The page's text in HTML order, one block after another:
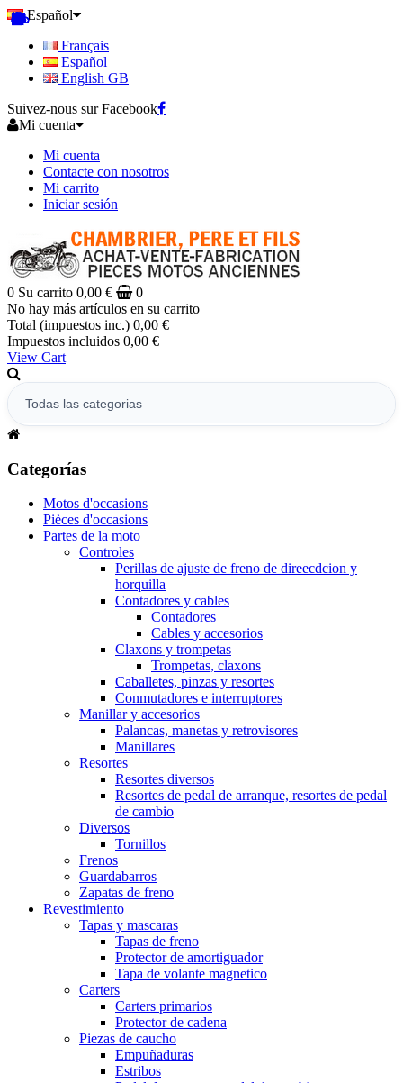
Español
Français
Español
English GB
Suivez-nous sur Facebook
Mi cuenta
Mi cuenta
Contacte con nosotros
Mi carrito
Iniciar sesión
0 Su carrito 0,00 €
0
No hay más artículos en su carrito
Total (impuestos inc.) 0,00 €
Impuestos incluidos 0,00 €
View Cart
Categorías
Motos d'occasions
Pièces d'occasions
Partes de la moto
Controles
Perillas de ajuste de freno de direecdcion y
horquilla
Contadores y cables
Contadores
Cables y accesorios
Claxons y trompetas
Trompetas, claxons
Caballetes, pinzas y resortes
Conmutadores e interruptores
Manillar y accesorios
Palancas, manetas y retrovisores
Manillares
Resortes
Resortes diversos
Resortes de pedal de arranque, resortes de pedal
de cambio
Diversos
Tornillos
Frenos
Guardabarros
Zapatas de freno
Revestimiento
Tapas y mascaras
Tapas de freno
Protector de amortiguador
Tapa de volante magnetico
Carters
Carters primarios
Protector de cadena
Piezas de caucho
Empuñaduras
Estribos